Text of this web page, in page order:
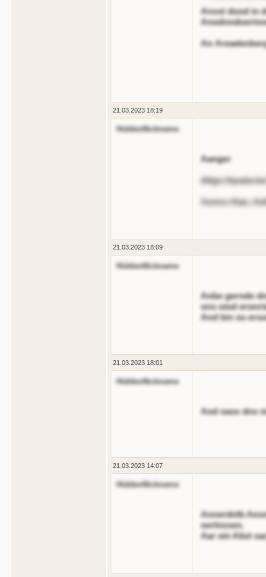
Ansst dood in
An
21.03.2023 18:19
HiddenNickname
Aanger
dttgs://
Aonns Alae,
21.03.2023 18:09
HiddenNickname
Anbe gernde
ons oiod
And bin so
21.03.2023 18:01
HiddenNickname
Aod oass dns
21.03.2023 14:07
HiddenNickname
Annerdnlb
oerlnssen.
Aar ein Aliot